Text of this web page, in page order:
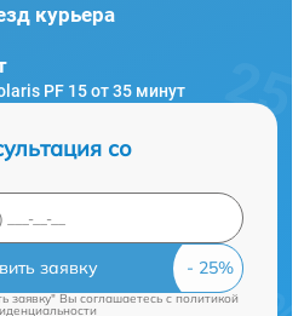
курьера
PF 15 от 35 минут
со
заявку
заявку" Вы соглашаетесь cполитикой